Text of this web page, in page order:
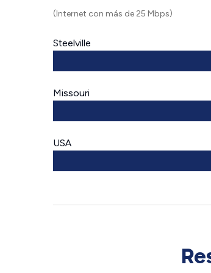
(Internet con más de 25 Mbps)
Steelville
Missouri
USA